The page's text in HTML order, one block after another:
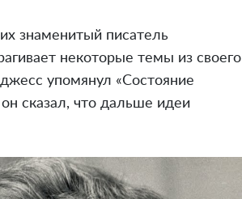
знаменитый писатель
некоторые темы из своего
упомянул «Состояние
сказал, что дальше идеи